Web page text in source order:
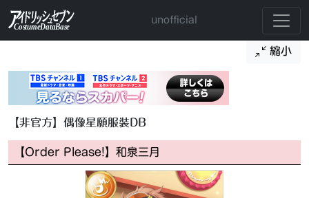
unofficial
縮小
【非官方】偶像星願服裝DB
【Order Please!】和泉三月